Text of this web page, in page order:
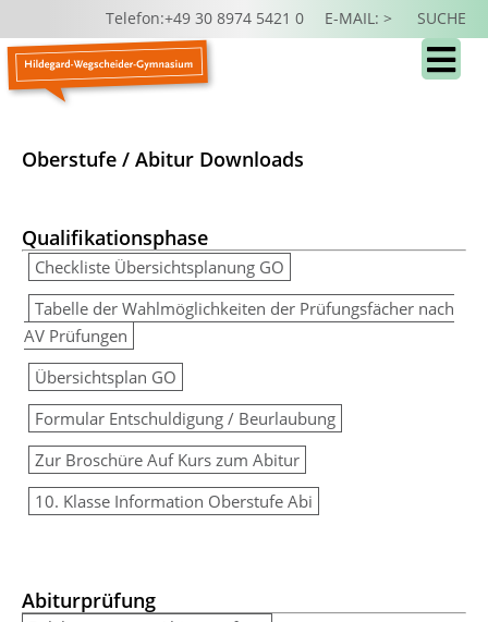
Telefon:+49 30 8974 5421 0 E-MAIL: > SUCHE
Oberstufe / Abitur Downloads
Qualifikationsphase
Checkliste Übersichtsplanung GO
Tabelle der Wahlmöglichkeiten der Prüfungsfächer nach
AV Prüfungen
Übersichtsplan GO
Formular Entschuldigung / Beurlaubung
Zur Broschüre Auf Kurs zum Abitur
10. Klasse Information Oberstufe Abi
Abiturprüfung